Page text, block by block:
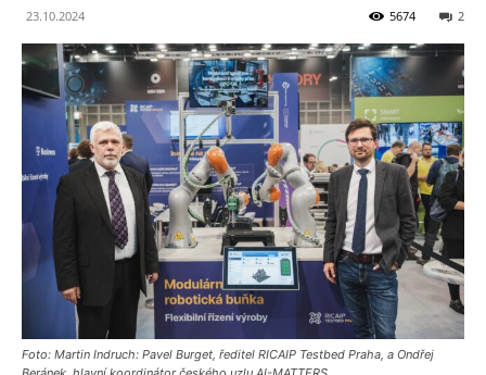
23.10.2024 2
5674
Foto: Martin Indruch: Pavel Burget, ředitel RICAIP Testbed Praha, a Ondřej